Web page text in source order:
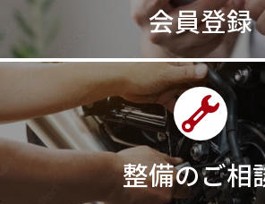
会員登録
整備のご相